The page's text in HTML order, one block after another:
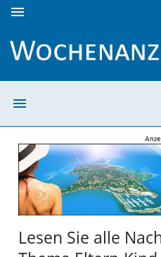
menu
menu
Lesen Sie alle